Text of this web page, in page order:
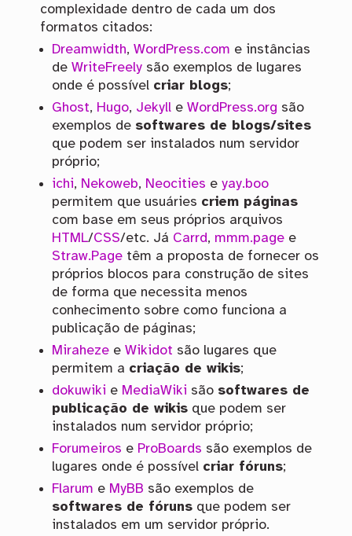
complexidade dentro de cada um dos
formatos citados:
Dreamwidth, WordPress.com e instâncias
de WriteFreelysão exemplos de lugares
onde é possível criar blogs;
Ghost, Hugo, Jekylle WordPress.org são
exemplos de softwares de blogs/sites
que podem ser instalados num servidor
próprio;
ichi, Nekoweb, Neocities e yay.boo
permitem que usuáries criem páginas
com base em seus próprios arquivos
HTML/CSS/etc. Já Carrd, mmm.pagee
Straw.Pagetêm a proposta de fornecer os
próprios blocos para construção de sites
de forma que necessita menos
conhecimento sobre como funciona a
publicação de páginas;
Mirahezee Wikidot são lugares que
permitem a criação de wikis;
dokuwiki e MediaWiki são softwares de
publicação de wikisque podem ser
instalados num servidor próprio;
Forumeiros e ProBoards são exemplos de
lugares onde é possível criar fóruns;
Flarum e MyBB são exemplos de
softwares de fórunsque podem ser
instalados em um servidor próprio.